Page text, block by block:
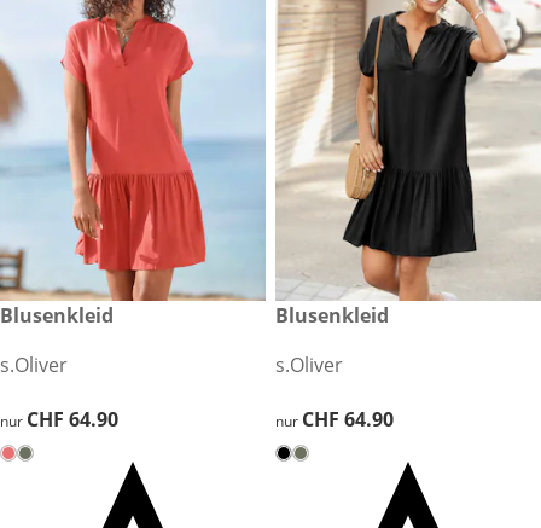
CHF 64.90
Blusenkleid
s.Oliver
CHF 64.90
nur CHF 64.90
CHF 64.90
Blusenkleid
s.Oliver
CHF 64.90
nur CHF 64.90